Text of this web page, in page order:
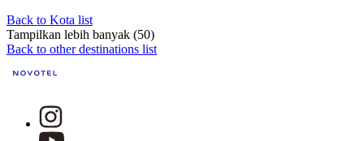
Back to Kota list
Tampilkan lebih banyak (50)
Back to other destinations list